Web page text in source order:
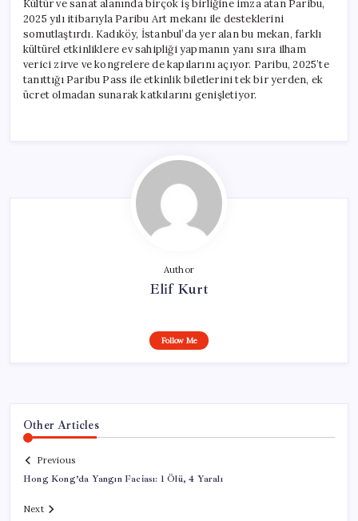
Kültür ve sanat alanında birçok iş birliğine imza atan Paribu,
2025 yılı itibarıyla Paribu Art mekanı ile desteklerini
somutlaştırdı. Kadıköy, İstanbul’da yer alan bu mekan, farklı
kültürel etkinliklere ev sahipliği yapmanın yanı sıra ilham
verici zirve ve kongrelere de kapılarını açıyor. Paribu, 2025’te
tanıttığı Paribu Pass ile etkinlik biletlerini tek bir yerden, ek
ücret olmadan sunarak katkılarını genişletiyor.
Author
Elif Kurt
Follow Me
Other Articles
Previous
Hong Kong’da Yangın Faciası: 1 Ölü, 4 Yaralı
Next